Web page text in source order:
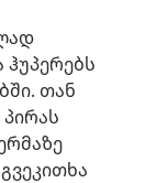
თან